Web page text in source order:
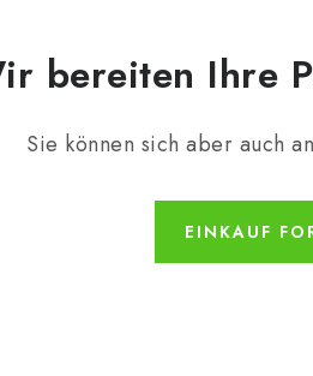
bereiten Ihre
Sie können sich aber auch
EINKAUF